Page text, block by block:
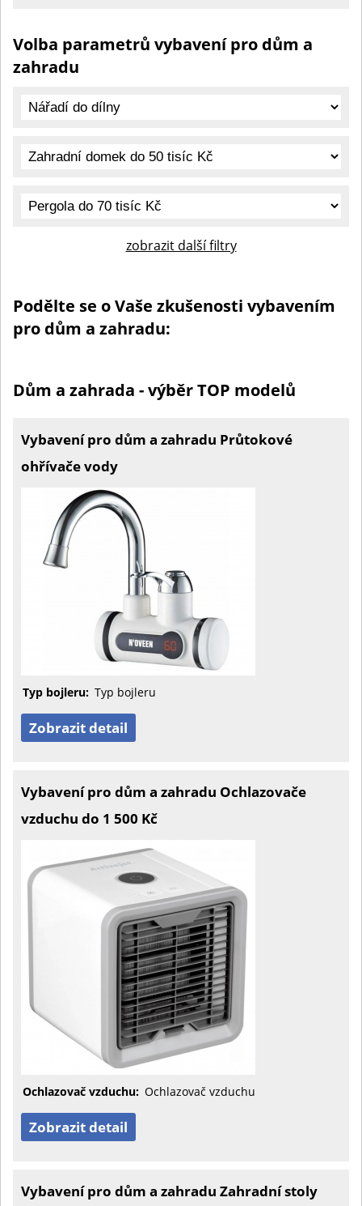
Volba parametrů vybavení pro dům a
zahradu
zobrazit další filtry
Podělte se o Vaše zkušenosti vybavením
pro dům a zahradu:
Dům a zahrada - výběr TOP modelů
Vybavení pro dům a zahradu Průtokové
ohřívače vody
Typ bojleru: Typ bojleru
Zobrazit detail
Vybavení pro dům a zahradu Ochlazovače
vzduchu do 1 500 Kč
Ochlazovač vzduchu: Ochlazovač vzduchu
Zobrazit detail
Vybavení pro dům a zahradu Zahradní stoly